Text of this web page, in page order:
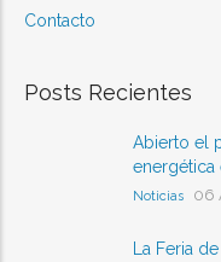
Contacto
Posts Recientes
Abierto el
energética
Noticias 06
La Feria